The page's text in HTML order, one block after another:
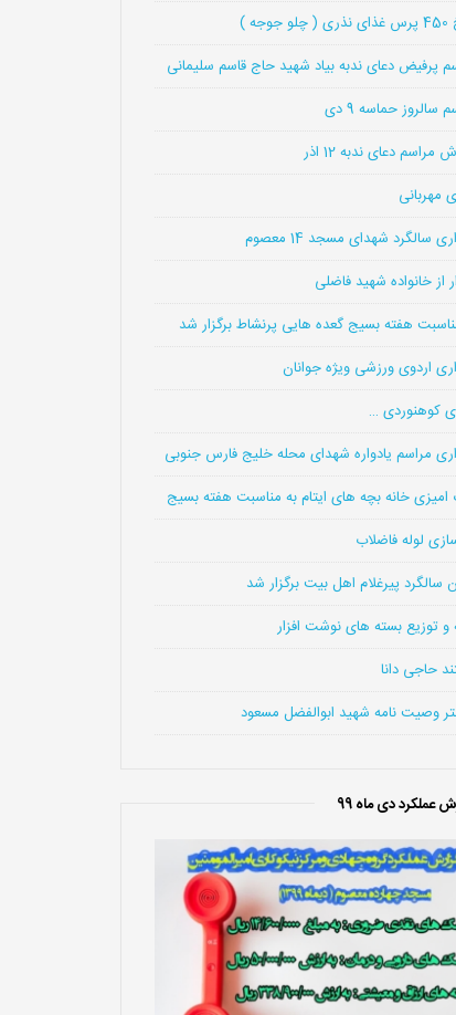
)
پرفیض دعای ندبه بیاد شهید حاج قاسم سلیمانی
سالروز حماسه 9 دی
مراسم دعای ندبه 12 اذر
مهربانی
سالگرد شهدای مسجد 14 معصوم
از خانواده شهید فاضلی
هفته بسیج گعده هایی پرنشاط برگزار شد
اردوی ورزشی ویژه جوانان
کوهنوردی …
مراسم یادواره شهدای محله خلیج فارس جنوبی
خانه بچه های ایتام به مناسبت هفته بسیج
لوله فاضلاب
سالگرد پیرغلام اهل بیت برگزار شد
و توزیع بسته های نوشت افزار
حاجی دانا
وصیت نامه شهید ابوالفضل مسعود
عملکرد دی ماه 99